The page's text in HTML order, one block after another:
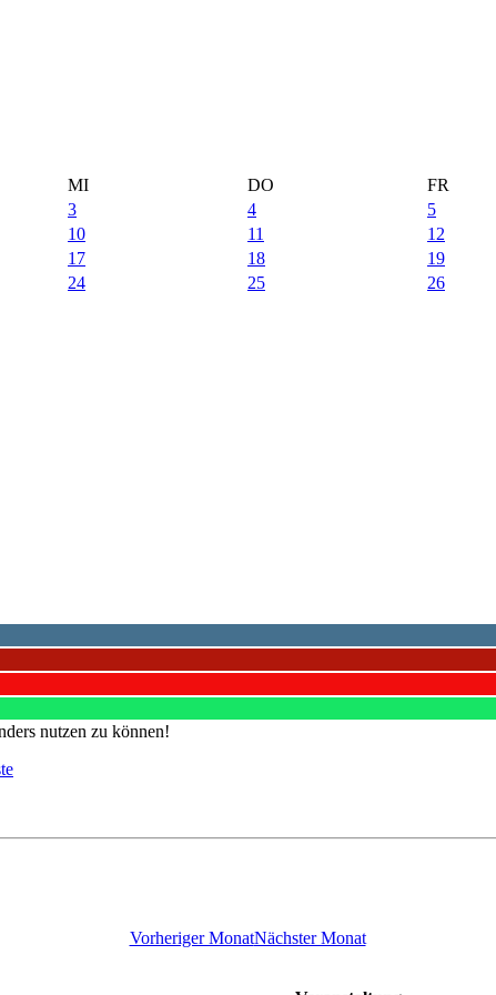
MI DO FR
3 4 5
10 11 12
17 18 19
24 25 26
nutzen zu können!
Vorheriger MonatNächster Monat